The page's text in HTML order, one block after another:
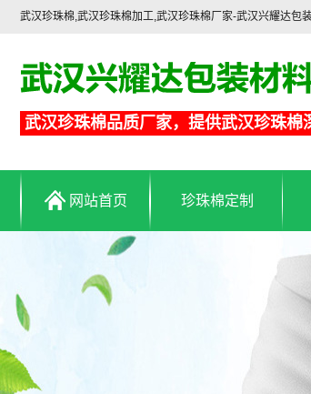
武汉珍珠棉,武汉珍珠棉加工,武汉珍珠棉厂家-武汉兴耀达包
武汉珍珠棉品质厂家，提供武汉珍珠
网站首页 珍珠棉定制